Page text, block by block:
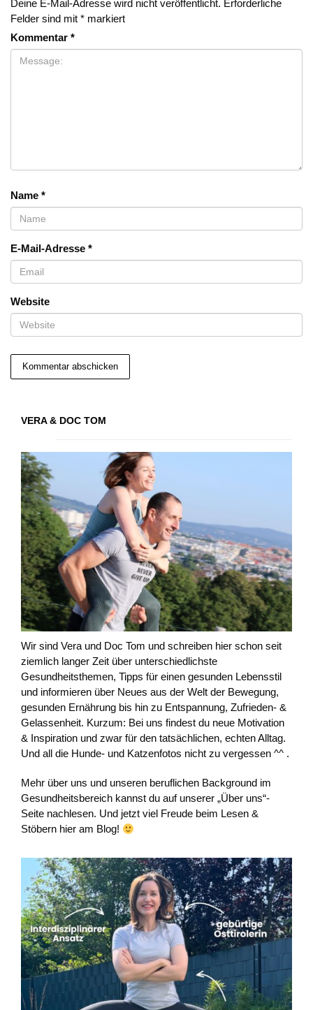
Deine E-Mail-Adresse wird nicht veröffentlicht. Erforderliche
Felder sind mit * markiert
Kommentar *
Name *
E-Mail-Adresse *
Website
VERA & DOC TOM
Wir sind Vera und Doc Tom und schreiben hier schon seit
ziemlich langer Zeit über unterschiedlichste
Gesundheitsthemen, Tipps für einen gesunden Lebensstil
und informieren über Neues aus der Welt der Bewegung,
gesunden Ernährung bis hin zu Entspannung, Zufrieden- &
Gelassenheit. Kurzum: Bei uns findest du neue Motivation
& Inspiration und zwar für den tatsächlichen, echten Alltag.
Und all die Hunde- und Katzenfotos nicht zu vergessen ^^ .
Mehr über uns und unseren beruflichen Background im
Gesundheitsbereich kannst du auf unserer „Über uns“-
Seite nachlesen. Und jetzt viel Freude beim Lesen &
Stöbern hier am Blog!